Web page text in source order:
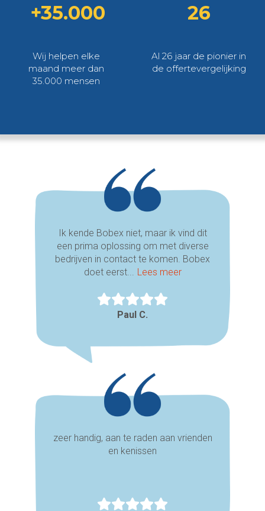
+35.000
Wij helpen elke
maand meer dan
35.000 mensen
26
Al 26 jaar de pionier in
de offertevergelijking
Ik kende Bobex niet, maar ik vind dit
een prima oplossing om met diverse
bedrijven in contact te komen. Bobex
doet eerst... Lees meer
Paul C.
zeer handig, aan te raden aan vrienden
en kenissen